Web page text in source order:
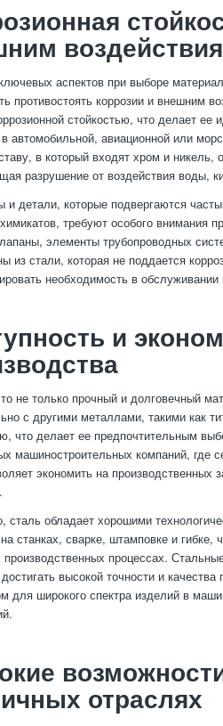
аспектов при выборе
противостоять коррозии и внешним
стойкостью, что делает
автомобильной, авиационной или
в который входят хром и никель,
разрушение от воздействия воды,
и детали, которые подвергаются
требуют особого внимания
элементы трубопроводных
из стали, которая не поддается
необходимость в обслуживании
и
не только прочный и долговечный
с другими металлами, такими как
что делает ее предпочтительным
машиностроительных компаний, где
экономить на производственных
сталь обладает хорошими
станках, сварке, штамповке и
процессах.
высокой точности и
для широкого спектра изделий в
отраслях